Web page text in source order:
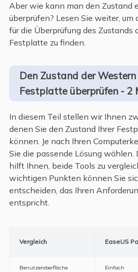
Aber wie kann man den Zustand
überprüfen? Lesen Sie weiter, um
für die Überprüfung des Zustands
Festplatte zu finden.
Den Zustand der
Festplatte überprüfen - 2
In diesem Teil stellen wir Ihnen
denen Sie den Zustand Ihrer
können. Je nach Ihren
Sie die passende Lösung wählen.
hilft Ihnen, beide Tools zu
wichtigen Punkten können Sie
entscheiden, das Ihren
entspricht.
Vergleich EaseUS
Benutzeroberfläche Einfach